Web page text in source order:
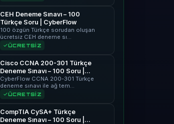
CEH Deneme Sınavı – 100
Türkçe Soru | CyberFlow
100 özgün Türkçe sorudan oluşan
ücretsiz CEH deneme sı…
ÜCRETSİZ
Cisco CCNA 200-301 Türkçe
Deneme Sınavı – 100 Soru |
CyberFlow
CyberFlow CCNA 200-301 Türkçe
deneme sınavı ile ağ tem…
ÜCRETSİZ
CompTIA CySA+ Türkçe
Deneme Sınavı – 100 Soru |